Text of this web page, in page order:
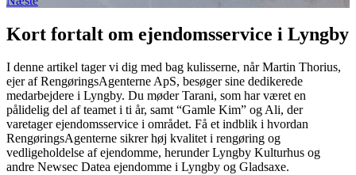
Kort fortalt om ejendomsservice i Lyngby
I denne artikel tager vi dig med bag kulisserne, når Martin Thorius,
ejer af RengøringsAgenterne ApS, besøger sine dedikerede
medarbejdere i Lyngby. Du møder Tarani, som har været en
pålidelig del af teamet i ti år, samt “Gamle Kim” og Ali, der
varetager ejendomsservice i området. Få et indblik i hvordan
RengøringsAgenterne sikrer høj kvalitet i rengøring og
vedligeholdelse af ejendomme, herunder Lyngby Kulturhus og
andre Newsec Datea ejendomme i Lyngby og Gladsaxe.